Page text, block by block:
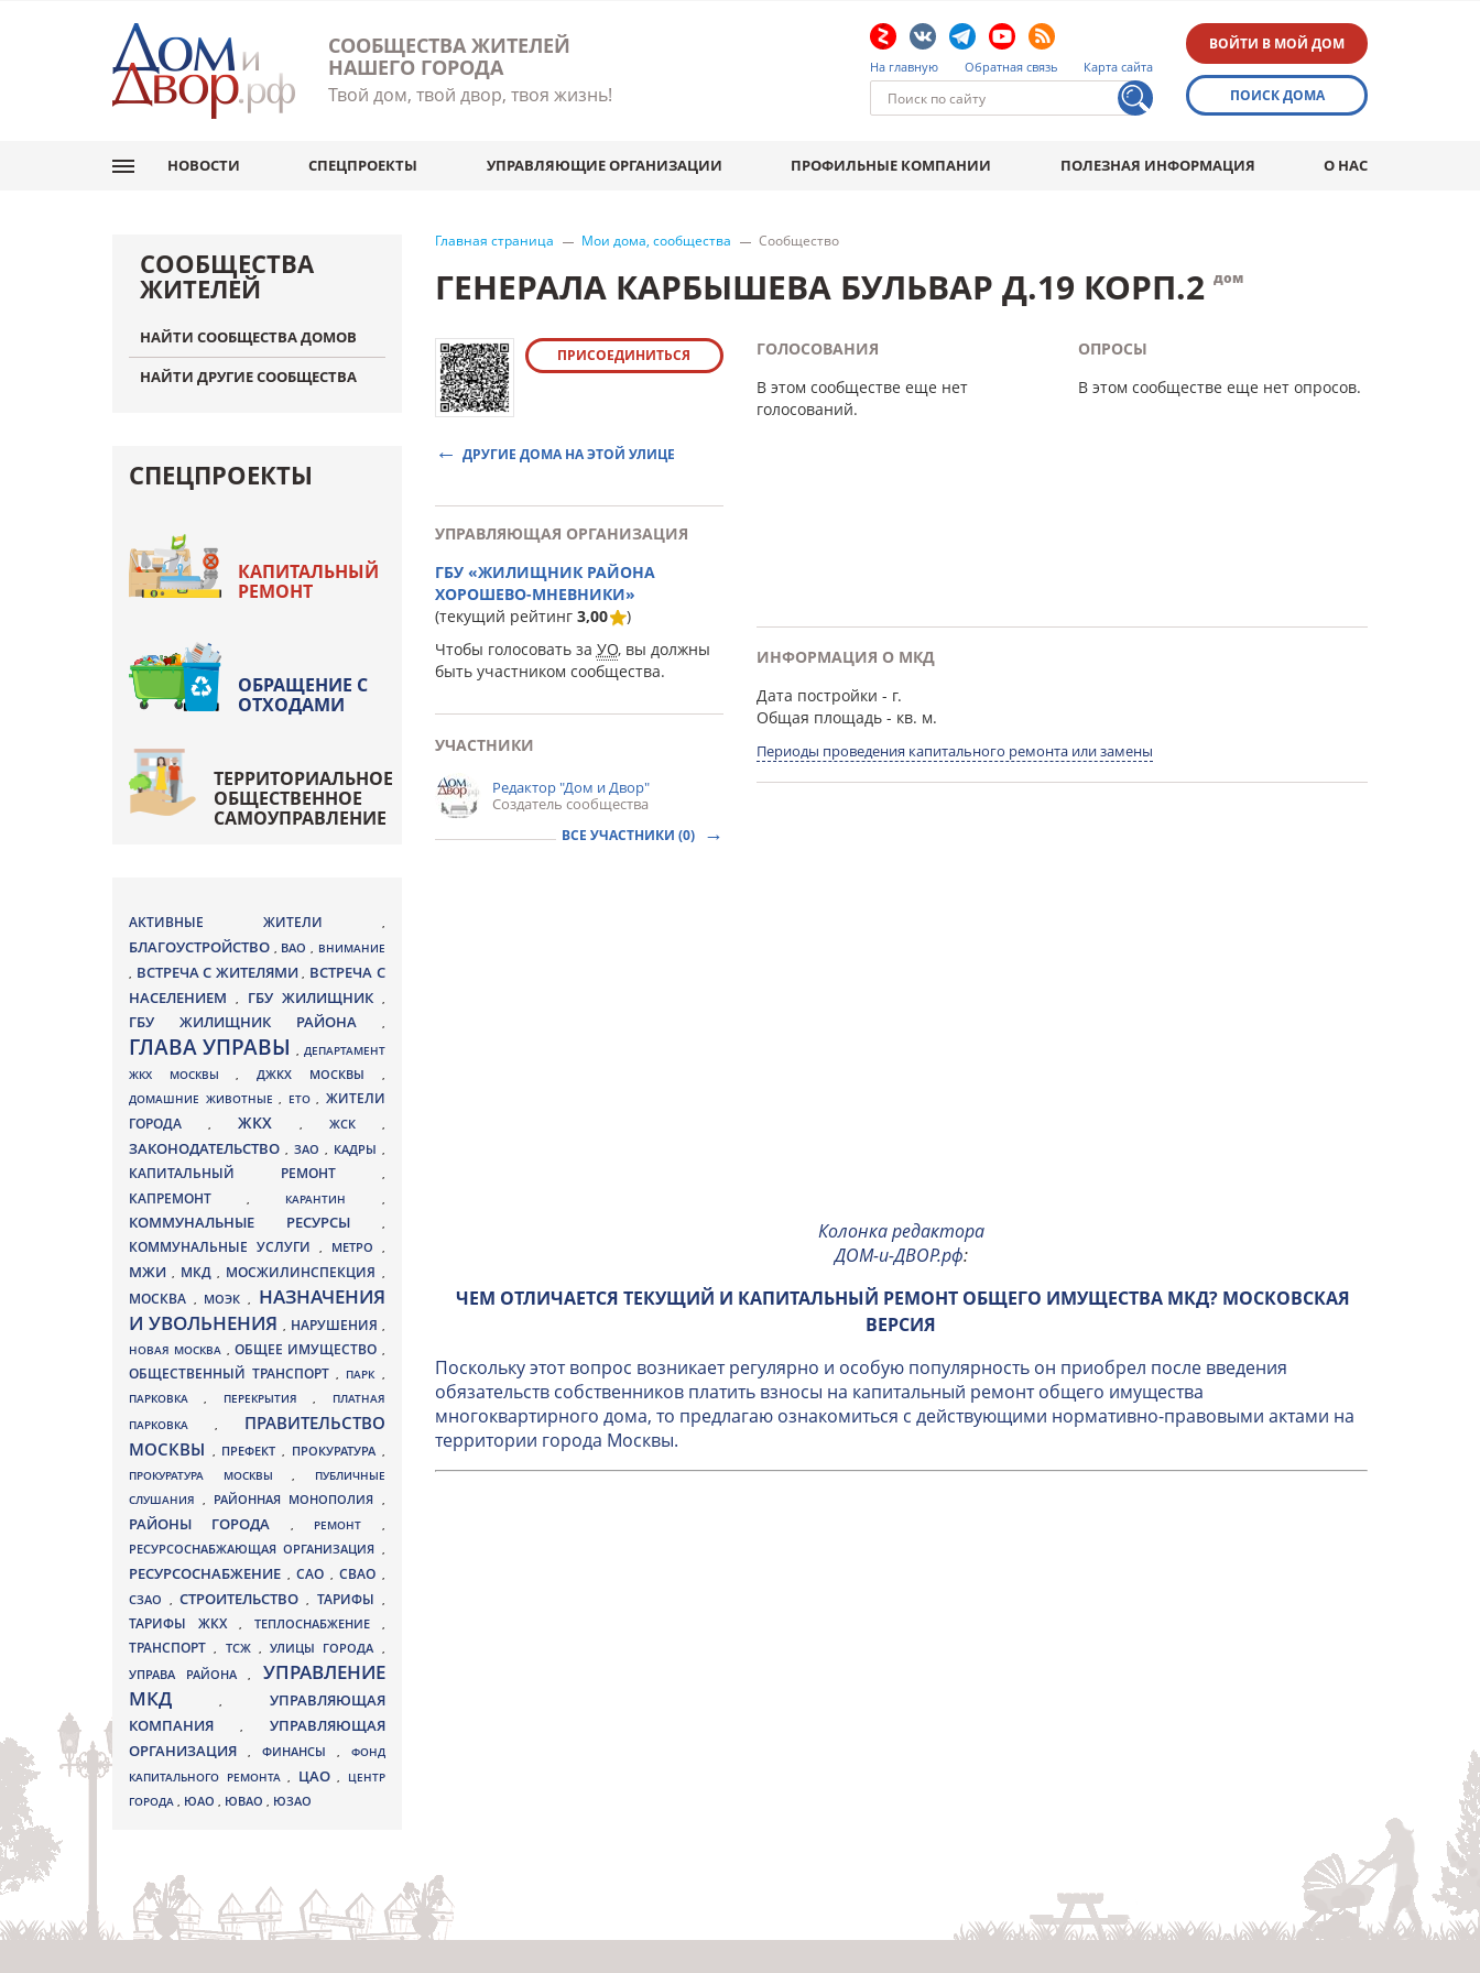
СООБЩЕСТВА ЖИТЕЛЕЙ
НАШЕГО ГОРОДА
Твой дом, твой двор, твоя жизнь!
На главную Обратная связь Карта сайта
ВОЙТИ В МОЙ ДОМ
ПОИСК ДОМА
НОВОСТИ СПЕЦПРОЕКТЫ УПРАВЛЯЮЩИЕ ОРГАНИЗАЦИИ ПРОФИЛЬНЫЕ КОМПАНИИ ПОЛЕЗНАЯ ИНФОРМАЦИЯ О НАС
Главная страница Мои дома, сообщества Сообщество
ГЕНЕРАЛА КАРБЫШЕВА БУЛЬВАР Д.19 КОРП.2 дом
ПРИСОЕДИНИТЬСЯ
ДРУГИЕ ДОМА НА ЭТОЙ УЛИЦЕ
УПРАВЛЯЮЩАЯ ОРГАНИЗАЦИЯ
ГБУ «ЖИЛИЩНИК РАЙОНА
ХОРОШЕВО-МНЕВНИКИ»
(текущий рейтинг 3,00
)
Чтобы голосовать за УО, вы должны
быть участником сообщества.
УЧАСТНИКИ
Редактор "Дом и Двор"
Создатель сообщества
ВСЕ УЧАСТНИКИ (0)
ГОЛОСОВАНИЯ
В этом сообществе еще нет
голосований.
ОПРОСЫ
В этом сообществе еще нет опросов.
ИНФОРМАЦИЯ О МКД
Дата постройки - г.
Общая площадь- кв. м.
Периоды проведения капитального ремонта или замены
Колонка редактора
ДОМ-и-ДВОР.рф:
ЧЕМ ОТЛИЧАЕТСЯ ТЕКУЩИЙ И КАПИТАЛЬНЫЙ РЕМОНТ ОБЩЕГО ИМУЩЕСТВА МКД? МОСКОВСКАЯ
ВЕРСИЯ
Поскольку этот вопрос возникает регулярно и особую популярность он приобрел после введения
обязательств собственников платить взносы на капитальный ремонт общего имущества
многоквартирного дома, то предлагаю ознакомиться с действующими нормативно-правовыми актами на
территории города Москвы.
СООБЩЕСТВА
ЖИТЕЛЕЙ
НАЙТИ СООБЩЕСТВА ДОМОВ
НАЙТИ ДРУГИЕ СООБЩЕСТВА
СПЕЦПРОЕКТЫ
КАПИТАЛЬНЫЙ
РЕМОНТ
ОБРАЩЕНИЕ С
ОТХОДАМИ
ТЕРРИТОРИАЛЬНОЕ
ОБЩЕСТВЕННОЕ
САМОУПРАВЛЕНИЕ
АКТИВНЫЕ ЖИТЕЛИ ,
БЛАГОУСТРОЙСТВО , ВАО , ВНИМАНИЕ
, ВСТРЕЧА С ЖИТЕЛЯМИ, ВСТРЕЧА С
НАСЕЛЕНИЕМ
, ГБУ ЖИЛИЩНИК ,
ГБУ ЖИЛИЩНИК РАЙОНА ,
ГЛАВА УПРАВЫ, ДЕПАРТАМЕНТ
ЖКХ МОСКВЫ,ДЖКХ МОСКВЫ ,
ДОМАШНИЕ ЖИВОТНЫЕ , ЕТО , ЖИТЕЛИ
ГОРОДА
, ЖКХ , ЖСК ,
ЗАКОНОДАТЕЛЬСТВО , ЗАО , КАДРЫ ,
КАПИТАЛЬНЫЙ РЕМОНТ ,
КАПРЕМОНТ , КАРАНТИН ,
КОММУНАЛЬНЫЕ РЕСУРСЫ ,
КОММУНАЛЬНЫЕ УСЛУГИ , МЕТРО ,
МЖИ, МКД , МОСЖИЛИНСПЕКЦИЯ ,
МОСКВА , МОЭК ,
НАЗНАЧЕНИЯ
И УВОЛЬНЕНИЯ , НАРУШЕНИЯ ,
НОВАЯ МОСКВА , ОБЩЕЕ ИМУЩЕСТВО ,
ОБЩЕСТВЕННЫЙ ТРАНСПОРТ, ПАРК ,
ПАРКОВКА, ПЕРЕКРЫТИЯ,
ПЛАТНАЯ
ПАРКОВКА ,
ПРАВИТЕЛЬСТВО
МОСКВЫ , ПРЕФЕКТ, ПРОКУРАТУРА ,
ПРОКУРАТУРА МОСКВЫ ,
ПУБЛИЧНЫЕ
СЛУШАНИЯ, РАЙОННАЯ МОНОПОЛИЯ ,
РАЙОНЫ ГОРОДА , РЕМОНТ ,
РЕСУРСОСНАБЖАЮЩАЯ ОРГАНИЗАЦИЯ ,
РЕСУРСОСНАБЖЕНИЕ , САО , СВАО ,
СЗАО ,СТРОИТЕЛЬСТВО, ТАРИФЫ ,
ТАРИФЫ ЖКХ , ТЕПЛОСНАБЖЕНИЕ ,
ТРАНСПОРТ, ТСЖ , УЛИЦЫ ГОРОДА ,
УПРАВА РАЙОНА, УПРАВЛЕНИЕ
МКД, УПРАВЛЯЮЩАЯ
КОМПАНИЯ
, УПРАВЛЯЮЩАЯ
ОРГАНИЗАЦИЯ
, ФИНАНСЫ , ФОНД
КАПИТАЛЬНОГО РЕМОНТА , ЦАО ,
ЦЕНТР
ГОРОДА , ЮАО , ЮВАО , ЮЗАО